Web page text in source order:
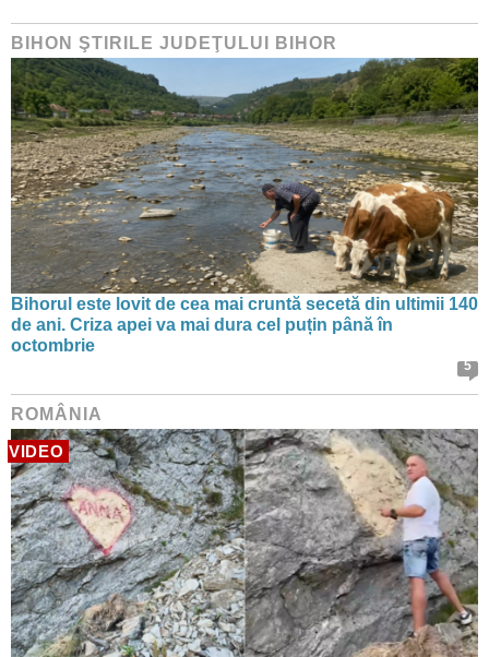
BIHON ŞTIRILE JUDEŢULUI BIHOR
Bihorul este lovit de cea mai cruntă secetă din ultimii 140
de ani. Criza apei va mai dura cel puțin până în
octombrie
5
ROMÂNIA
VIDEO